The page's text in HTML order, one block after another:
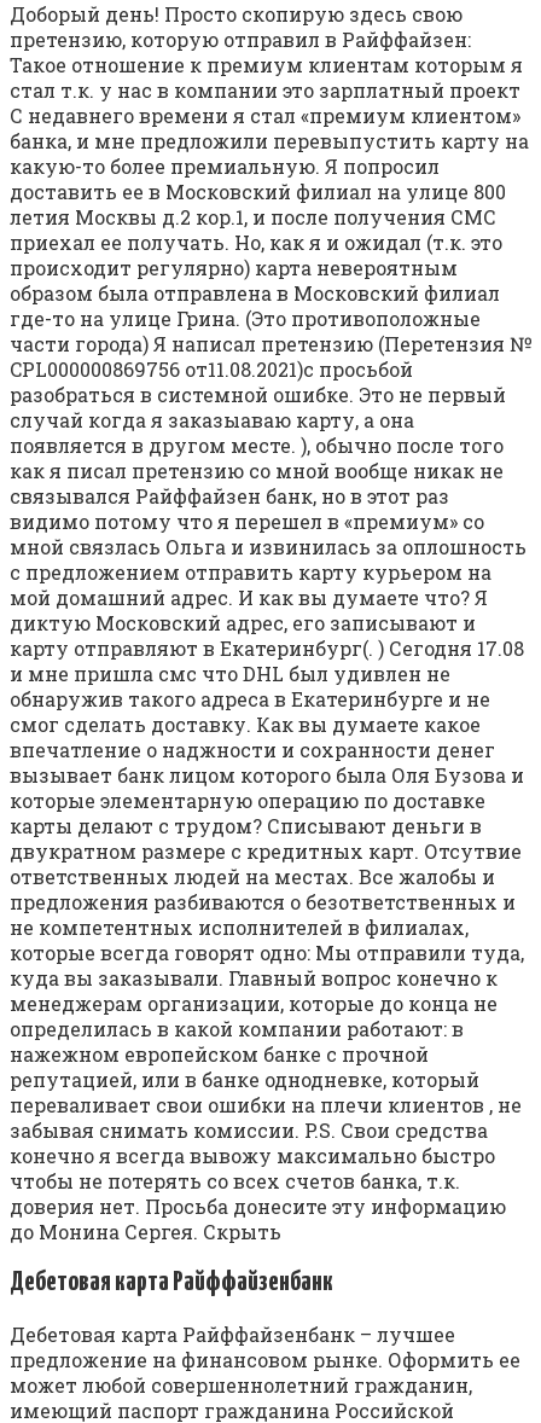
Доборый день! Просто скопирую здесь свою
претензию, которую отправил в Райффайзен:
Такое отношение к премиум клиентам которым я
стал т.к. у нас в компании это зарплатный проект
С недавнего времени я стал «премиум клиентом»
банка, и мне предложили перевыпустить карту на
какую-то более премиальную. Я попросил
доставить ее в Московский филиал на улице 800
летия Москвы д.2 кор.1, и после получения СМС
приехал ее получать. Но, как я и ожидал (т.к. это
происходит регулярно) карта невероятным
образом была отправлена в Московский филиал
где-то на улице Грина. (Это противоположные
части города) Я написал претензию (Перетензия №
CPL000000869756 от11.08.2021)с просьбой
разобраться в системной ошибке. Это не первый
случай когда я заказыаваю карту, а она
появляется в другом месте. ), обычно после того
как я писал претензию со мной вообще никак не
связывался Райффайзен банк, но в этот раз
видимо потому что я перешел в «премиум» со
мной связлась Ольга и извинилась за оплошность
с предложением отправить карту курьером на
мой домашний адрес. И как вы думаете что? Я
диктую Московский адрес, его записывают и
карту отправляют в Екатеринбург(. ) Сегодня 17.08
и мне пришла смс что DHL был удивлен не
обнаружив такого адреса в Екатеринбурге и не
смог сделать доставку. Как вы думаете какое
впечатление о наджности и сохранности денег
вызывает банк лицом которого была Оля Бузова и
которые элементарную операцию по доставке
карты делают с трудом? Списывают деньги в
двукратном размере с кредитных карт. Отсутвие
ответственных людей на местах. Все жалобы и
предложения разбиваются о безответственных и
не компетентных исполнителей в филиалах,
которые всегда говорят одно: Мы отправили туда,
куда вы заказывали. Главный вопрос конечно к
менеджерам организации, которые до конца не
определилась в какой компании работают: в
нажежном европейском банке с прочной
репутацией, или в банке однодневке, который
переваливает свои ошибки на плечи клиентов , не
забывая снимать комиссии. P.S. Свои средства
конечно я всегда вывожу максимально быстро
чтобы не потерять со всех счетов банка, т.к.
доверия нет. Просьба донесите эту информацию
до Монина Сергея. Скрыть
Дебетовая карта Райффайзенбанк
Дебетовая карта Райффайзенбанк – лучшее
предложение на финансовом рынке. Оформить ее
может любой совершеннолетний гражданин,
имеющий паспорт гражданина Российской